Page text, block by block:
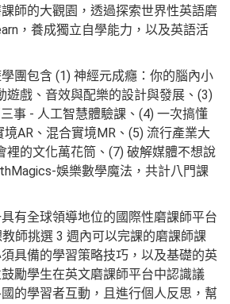
師的大觀園，透過探索世界性英語磨
，養成獨立自學能力，以及英語活
團包含 (1) 神經元成癮：你的腦內小
遊戲、音效與配樂的設計與發展、(3)
事 - 人工智慧體驗課、(4) 一次搞懂
AR、混合實境MR、(5) 流行產業大
裡的文化萬花筒、(7) 破解媒體不想說
娛樂數學魔法，共計八門課
有全球領導地位的國際性磨課師平台
師挑選 3 週內可以完課的磨課師課
具備的學習策略技巧，以及基礎的英
勵學生在英文磨課師平台中認識議
的學習者互動，且進行個人反思，幫